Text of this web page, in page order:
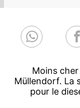
Moins
Müllendorf. La
pour le